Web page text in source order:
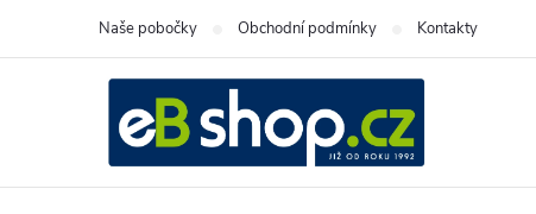
Naše pobočky Obchodní podmínky Kontakty